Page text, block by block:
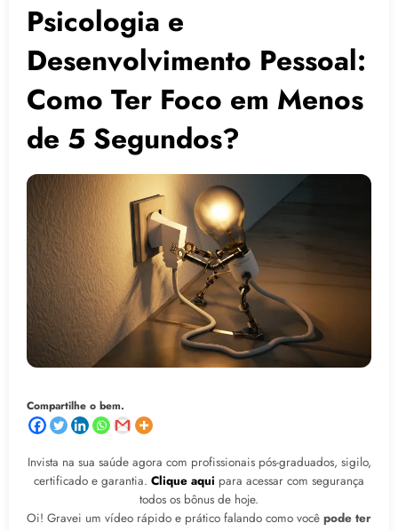
Psicologia e
Desenvolvimento Pessoal:
Como Ter Foco em Menos
de 5 Segundos?
Compartilhe o bem.
Invista na sua saúde agora com profissionais pós-graduados, sigilo,
certificado e garantia. Clique aqui para acessar com segurança
todos os bônus de hoje.
Oi! Gravei um vídeo rápido e prático falando como você pode ter